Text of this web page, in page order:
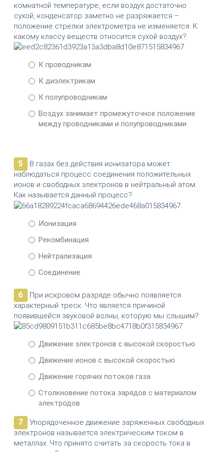
комнатной температуре, если воздух достаточно
сухой, конденсатор заметно не разряжается –
положение стрелки электрометра не изменяется. К
какому классу веществ относится сухой воздух?
К проводникам
К диэлектрикам
К полупроводникам
Воздух занимает промежуточное положение
между проводниками и полупроводниками
5
В газах без действия ионизатора может
наблюдаться процесс соединения положительных
ионов и свободных электронов в нейтральный атом.
Как называется данный процесс?
Ионизация
Рекомбинация
Нейтрализация
Соединение
6
При искровом разряде обычно появляется
характерный треск. Что является причиной
появившейся звуковой волны, которую мы слышим?
Движение электронов с высокой скоростью
Движение ионов с высокой скоростью
Движение горячих потоков газа
Столкновение потока зарядов с материалом
электродов
7
Упорядоченное движение заряженных свободных
электронов называется электрическим током в
металлах. Что принято считать за скорость тока в